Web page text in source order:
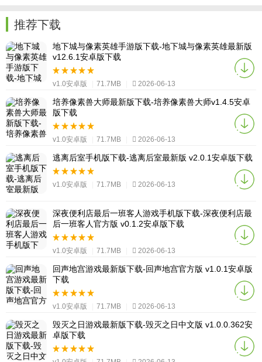
推荐下载
地下城与像素英雄手游版下载-地下城与像素英雄最新版
v12.6.1安卓版下载
v1.0安卓版 71.7MB 2026-06-13
培养像素兽大师最新版下载-培养像素兽大师v1.4.5安卓
版下载
v1.0安卓版 71.7MB 2026-06-13
逃离后室手机版下载-逃离后室最新版 v2.0.1安卓版下载
v1.0安卓版 71.7MB 2026-06-13
深夜便利店最后一班客人游戏手机版下载-深夜便利店最
后一班客人官方版 v0.1.2安卓版下载
v1.0安卓版 71.7MB 2026-06-13
回声地宫游戏最新版下载-回声地宫官方版 v1.0.1安卓版
下载
v1.0安卓版 71.7MB 2026-06-13
毁灭之日游戏最新版下载-毁灭之日中文版 v1.0.0.362安
卓版下载